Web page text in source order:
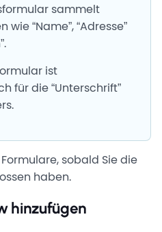
sammelt
wie “Name”, “Adresse”
ist
für die “Unterschrift”
sobald Sie die
haben.
hinzufügen